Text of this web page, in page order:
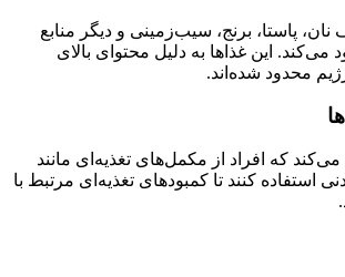
پاستا، برنج، سیب‌زمینی و دیگر منابع
می‌کند. این غذاها به دلیل محتوای بالای
محدود شده‌اند.
که افراد از مکمل‌های تغذیه‌ای مانند
استفاده کنند تا کمبودهای تغذیه‌ای مرتبط با